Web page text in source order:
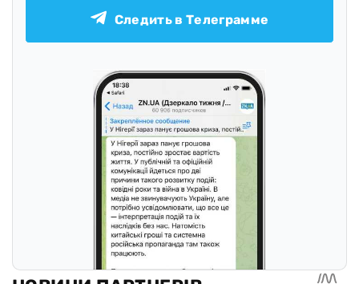
Следить в Телеграмме